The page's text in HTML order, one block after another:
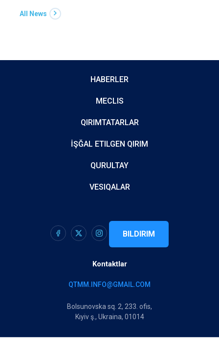
All News
HABERLER
MECLIS
QIRIMTATARLAR
İŞĞAL ETILGEN QIRIM
QURULTAY
VESIQALAR
BILDIRIM
Kontaktlar
QTMM.INFO@GMAIL.COM
Bolsunovska sq. 2, 233. ofis,
Kıyiv ş., Ukraina, 01014